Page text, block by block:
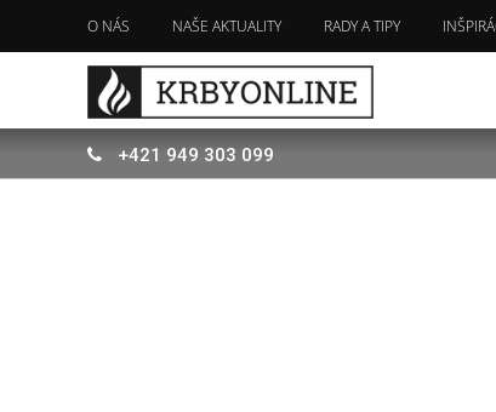
O NÁS NAŠE AKTUALITY RADY A TIPY
+421 949 303 099